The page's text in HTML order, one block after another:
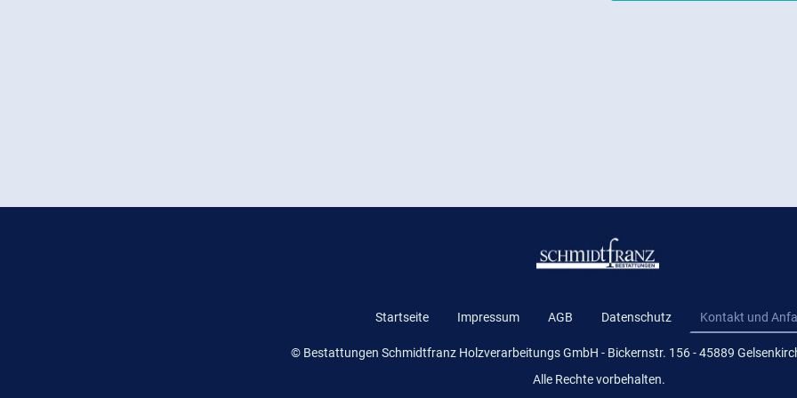
Startseite Impressum AGB Datenschutz Kontakt und
© Bestattungen Schmidtfranz Holzverarbeitungs GmbH - Bickernstr. 156 - 45889
Alle Rechte vorbehalten.